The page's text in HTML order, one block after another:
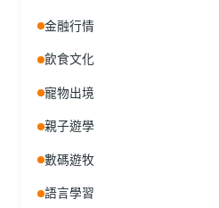
金融行情
飲食文化
寵物出境
親子遊學
數碼遊牧
語言學習